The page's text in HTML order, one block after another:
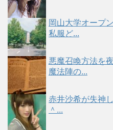
岡山大学オープ
私服ど...
悪魔召喚方法を
魔法陣の...
赤井沙希が失神
＾...